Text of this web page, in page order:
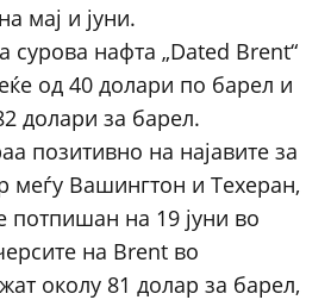
мај и јуни.
сурова нафта „Dated Brent“
од 40 долари по барел и
долари за барел.
позитивно на најавите за
меѓу Вашингтон и Техеран,
потпишан на 19 јуни во
на Brent во
околу 81 долар за барел,